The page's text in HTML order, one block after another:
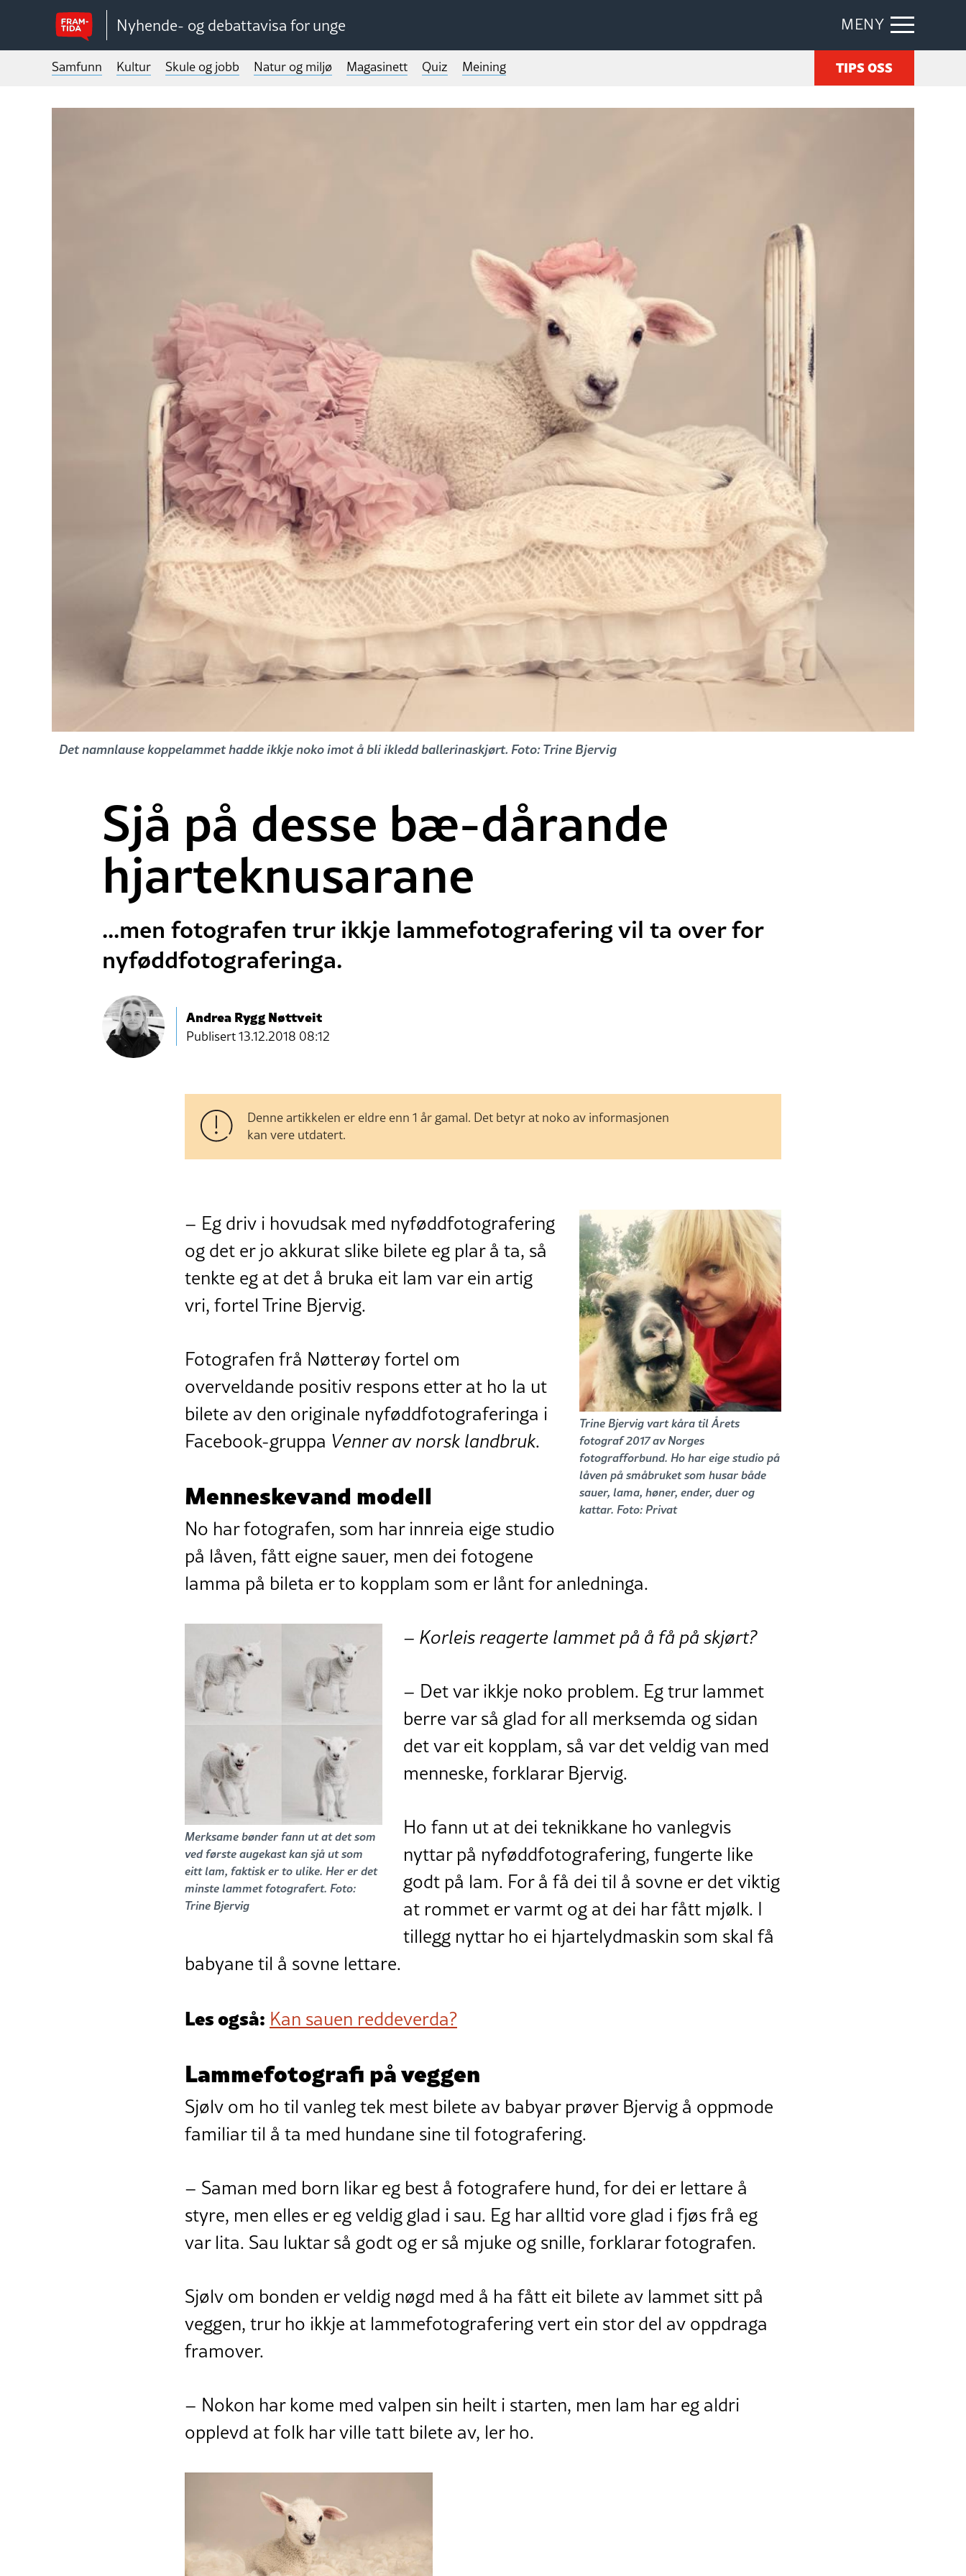
Nyhende- og debattavisa for unge MENY
Samfunn Kultur Skule og jobb Natur og miljø Magasinett Quiz Meining TIPS OSS
Det namnlause koppelammet hadde ikkje noko imot å bli ikledd ballerinaskjørt. Foto: Trine Bjervig
Sjå på desse bæ-dårande
hjarteknusarane
...men fotografen trur ikkje lammefotografering vil ta over for
nyføddfotograferinga.
Andrea Rygg Nøttveit
Publisert13.12.2018 08:12
Denne artikkelen er eldre enn 1 år gamal. Det betyr at noko av informasjonen
kan vere utdatert.
Trine Bjervig vart kåra til Årets
fotograf 2017 av Norges
fotografforbund. Ho har eige studio på
låven på småbruket som husar både
sauer, lama, høner, ender, duer og
kattar. Foto: Privat
– Eg driv i hovudsak med nyføddfotografering
og det er jo akkurat slike bilete eg plar å ta, så
tenkte eg at det å bruka eit lam var ein artig
vri, fortel Trine Bjervig.
Fotografen frå Nøtterøy fortel om
overveldande positiv respons etter at ho la ut
bilete av den originale nyføddfotograferinga i
Facebook-gruppa Venner av norsk landbruk.
Menneskevand modell
No har fotografen, som har innreia eige studio
på låven, fått eigne sauer, men dei fotogene
lamma på bileta er to kopplam som er lånt for anledninga.
Merksame bønder fann ut at det som
ved første augekast kan sjå ut som
eitt lam, faktisk er to ulike. Her er det
minste lammet fotografert. Foto:
Trine Bjervig
– Korleis reagerte lammet på å få på skjørt?
– Det var ikkje noko problem. Eg trur lammet
berre var så glad for all merksemda og sidan
det var eit kopplam, så var det veldig van med
menneske, forklarar Bjervig.
Ho fann ut at dei teknikkane ho vanlegvis
nyttar på nyføddfotografering, fungerte like
godt på lam. For å få dei til å sovne er det viktig
at rommet er varmt og at dei har fått mjølk. I
tillegg nyttar ho ei hjartelydmaskin som skal få
babyane til å sovne lettare.
Les også: Kan sauen reddeverda?
Lammefotografi på veggen
Sjølv om ho til vanleg tek mest bilete av babyar prøver Bjervig å oppmode
familiar til å ta med hundane sine til fotografering.
– Saman med born likar eg best å fotografere hund, for dei er lettare å
styre, men elles er eg veldig glad i sau. Eg har alltid vore glad i fjøs frå eg
var lita. Sau luktar så godt og er så mjuke og snille, forklarar fotografen.
Sjølv om bonden er veldig nøgd med å ha fått eit bilete av lammet sitt på
veggen, trur ho ikkje at lammefotografering vert ein stor del av oppdraga
framover.
– Nokon har kome med valpen sin heilt i starten, men lam har eg aldri
opplevd at folk har ville tatt bilete av, ler ho.